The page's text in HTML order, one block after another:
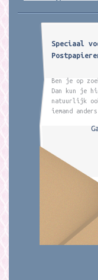
Speciaal
Ben je op
Dan kun je
natuurlijk
iemand